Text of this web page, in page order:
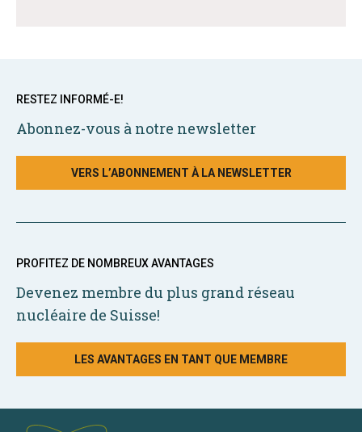
RESTEZ INFORMÉ-E!
Abonnez-vous à notre newsletter
VERS L’ABONNEMENT À LA NEWSLETTER
PROFITEZ DE NOMBREUX AVANTAGES
Devenez membre du plus grand réseau
nucléaire de Suisse!
LES AVANTAGES EN TANT QUE MEMBRE